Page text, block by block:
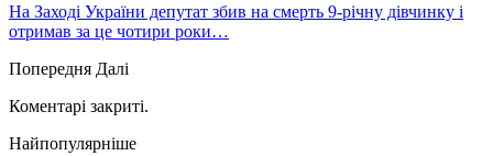
На Заході України депутат збив на смерть 9-річну дівчинку і
отримав за це чотири роки…
Попередня Далі
Коментарі закриті.
Найпопулярніше